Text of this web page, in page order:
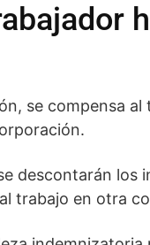
se compensa
descontarán
trabajo en otra